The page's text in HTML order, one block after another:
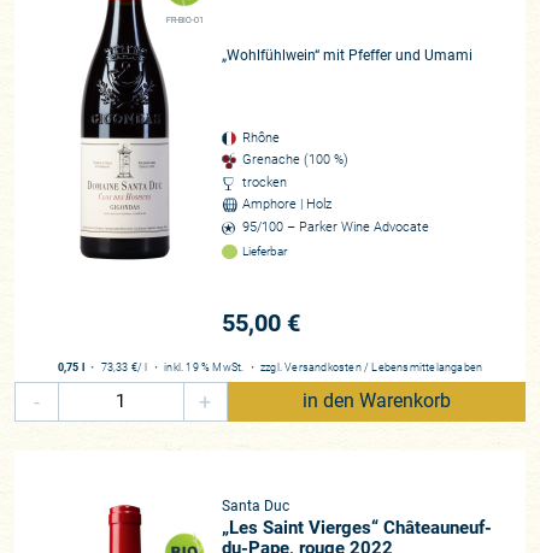
Winzer*in
Benjamin und Yves Gras
Region
Südliche Rhône - Gigondas
Cinsault, Grenache Noir, Mourvèdre, Syrah
Beste Lagen
Gigondas: Les Hautes Garrigues, Aux Lieux-Dits, Clos Derrière Vielles
Baud Vacqueyras: Les Aubes Côtes du Rhône: Les Quatres Terres, Le
Serre du Rieu
Besten, was die Region zu bieten hat. Auch die Alltagsweine
von Santa Duc („Ein großer Name in Gigondas“ – Jancis
Robinson) sind seit Jahren Klassiker und Top-Seller unseres
Programms. Viel Spaß mit diesen Botschaftern der Dentelles
de Montmirail, einem Naturparadies an der südlichen Rhône.
FR-BIO-01
„Wohlfühlwein“ mit Pfeffer und Umami
Rhône
Grenache (100 %)
trocken
Amphore | Holz
95/100 – Parker Wine Advocate
Lieferbar
55,00 €
0,75 l ・ 73,33 €/ l ・inkl. 19 % MwSt. ・ zzgl.Versandkosten / Lebensmittelangaben
- + in den Warenkorb
Santa Duc
„Les Saint Vierges“ Châteauneuf-
du-Pape, rouge 2022